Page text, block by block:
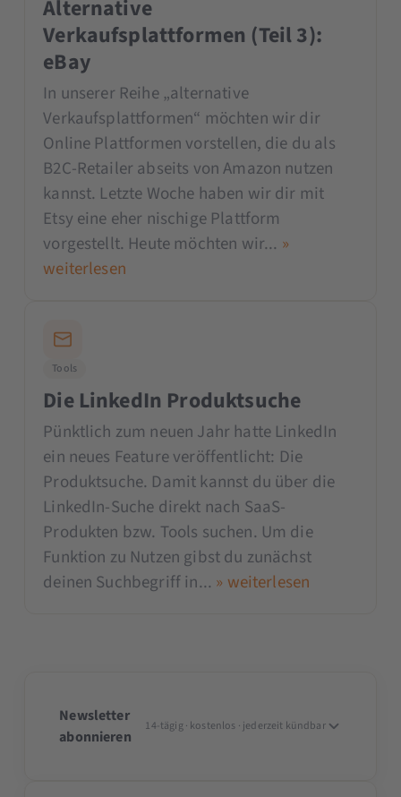
Alternative
Verkaufsplattformen (Teil 3):
eBay
In unserer Reihe „alternative
Verkaufsplattformen“ möchten wir dir
Online Plattformen vorstellen, die du als
B2C-Retailer abseits von Amazon nutzen
kannst. Letzte Woche haben wir dir mit
Etsy eine eher nischige Plattform
vorgestellt. Heute möchten wir... »
weiterlesen
Tools
Die LinkedIn Produktsuche
Pünktlich zum neuen Jahr hatte LinkedIn
ein neues Feature veröffentlicht: Die
Produktsuche. Damit kannst du über die
LinkedIn-Suche direkt nach SaaS-
Produkten bzw. Tools suchen. Um die
Funktion zu Nutzen gibst du zunächst
deinen Suchbegriff in... » weiterlesen
Newsletter
abonnieren
14-tägig · kostenlos · jederzeit kündbar